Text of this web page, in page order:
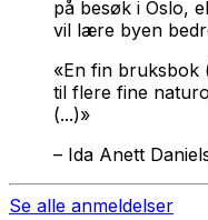
på besøk i Oslo,
vil lære byen
«En fin bruksbok
til flere fine
(...)»
– Ida Anett
Se alle anmeldelser